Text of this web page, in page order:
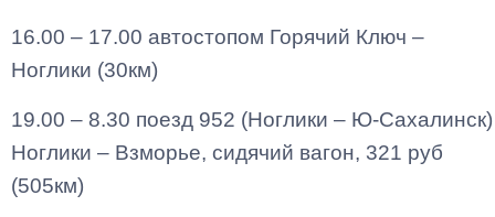
16.00 – 17.00 автостопом Горячий Ключ –
Ноглики (30км)
19.00 – 8.30 поезд 952 (Ноглики – Ю-Сахалинск)
Ноглики – Взморье, сидячий вагон, 321 руб
(505км)